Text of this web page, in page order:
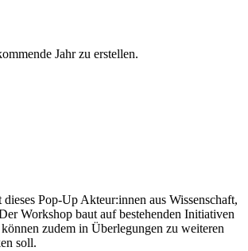
Jahr zu erstellen.
Pop-Up Akteur:innen aus Wissenschaft,
Workshop baut auf bestehenden Initiativen
zudem in Überlegungen zu weiteren
soll.